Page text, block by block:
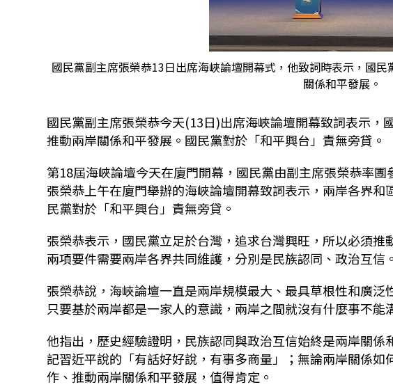
國民黨副主席張榮恭13日出席海峽論壇開幕式，他致詞時表示，國
關係和平發展。
國民黨副主席張榮恭今天(13日)出席海峽論壇開幕致詞表示，
推動兩岸關係和平發展。國民黨對於「和平興台」責無旁貸。
第18屆海峽論壇今天在廈門開幕，國民黨由副主席張榮恭率團
張榮恭上午在廈門舉辦的海峽論壇開幕致詞表示，兩岸各界
民黨對於「和平興台」責無旁貸。
張榮恭表示，國民黨立足於台灣，追求台灣興旺，所以必須
兩項要件需要兩岸各界共同維護，分別是民族認同、政治互信。
張榮恭說，海峽論壇一直是兩岸規模最大、最具草根性和廣泛
只要基於兩岸都是一家人的意識，兩岸之間就沒有什麼事不能
他指出，歷史經驗證明，民族認同與政治互信始終是兩岸關
記習近平說的「有話好好說，有事多商量」；無論兩岸關係
作、推動兩岸關係和平發展，值得肯定。